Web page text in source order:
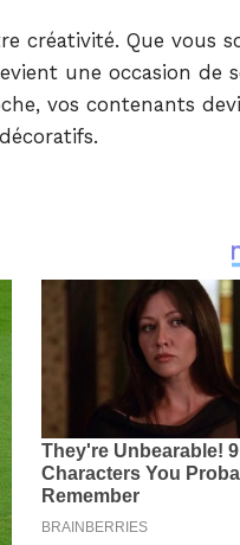
créativité. Que vous
une occasion de
vos contenants